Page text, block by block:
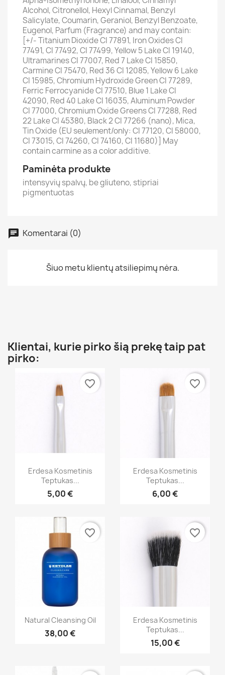
Alcohol, Citronellol, Hexyl Cinnamal, Benzyl
Salicylate, Coumarin, Geraniol, Benzyl Benzoate,
Eugenol, Parfum (Fragrance) and may contain:
[+/- Titanium Dioxide CI 77891, Iron Oxides CI
77491, CI 77492, CI 77499, Yellow 5 Lake CI 19140,
Ultramarines CI 77007, Red 7 Lake CI 15850,
Carmine CI 75470, Red 36 CI 12085, Yellow 6 Lake
CI 15985, Chromium Hydroxide Green CI 77289,
Ferric Ferrocyanide CI 77510, Blue 1 Lake CI
42090, Red 40 Lake CI 16035, Aluminum Powder
CI 77000, Chromium Oxide Greens CI 77288, Red
22 Lake CI 45380, Black 2 CI 77266 (nano), Mica,
Tin Oxide (EU seulement/only: CI 77120, CI 58000,
CI 73015, CI 74260, CI 74160, CI 11680)] May
contain carmine as a color additive.
Paminėta produkte
intensyvių spalvų, be gliuteno, stipriai
pigmentuotas
Komentarai (0)
Šiuo metu klientų atsiliepimų nėra.
Klientai, kurie pirko šią prekę taip pat
pirko:
Greita peržiūra
Erdesa Kosmetinis
Teptukas...
5,00 €
favorite_border
Greita peržiūra
Erdesa Kosmetinis
Teptukas...
6,00 €
favorite_border
Greita peržiūra
Natural Cleansing Oil
38,00 €
favorite_border
Greita peržiūra
Erdesa Kosmetinis
Teptukas...
15,00 €
favorite_border